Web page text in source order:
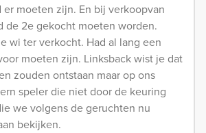
er moeten zijn. En bij verkoopvan
de 2e gekocht moeten worden.
wi ter verkocht. Had al lang een
moeten zijn. Linksback wist je dat
zouden ontstaan maar op ons
speler die niet door de keuring
we volgens de geruchten nu
bekijken.